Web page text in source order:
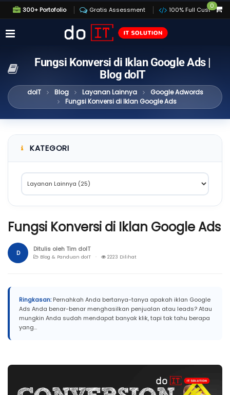
300+ Portofolio Gratis Assessment 100% Full Custom
0
Fungsi Konversi di Iklan Google Ads |
Blog doIT
doIT Blog Layanan Lainnya
Google Adwords
Fungsi Konversi di Iklan Google Ads
KATEGORI
Fungsi Konversi di Iklan Google Ads
D Ditulis oleh Tim doIT
Blog & Panduan doIT · 2223 Dilihat
Ringkasan:Pernahkah Anda bertanya-tanya apakah iklan Google
Ads Anda benar-benar menghasilkan penjualan atau leads? Atau
mungkin Anda sudah mendapat banyak klik, tapi tak tahu berapa
yang...